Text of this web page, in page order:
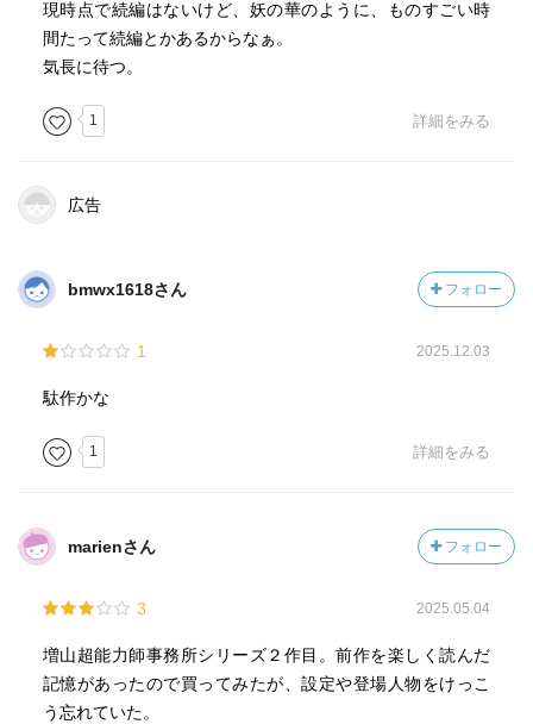
現時点で続編はないけど、妖の華のように、ものすごい時
間たって続編とかあるからなぁ。
気長に待つ。
1 詳細をみる
広告
bmwx1618さん フォロー
1 2025.12.03
駄作かな
1 詳細をみる
marienさん フォロー
3 2025.05.04
増山超能力師事務所シリーズ２作目。前作を楽しく読んだ
記憶があったので買ってみたが、設定や登場人物をけっこ
う忘れていた。